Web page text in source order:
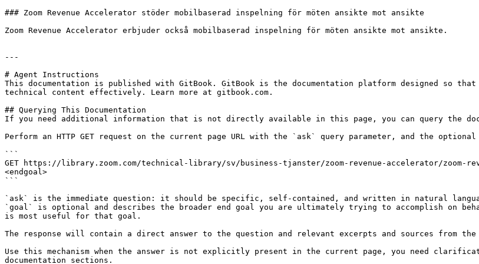
### Zoom Revenue Accelerator stöder mobilbaserad inspelning för möten ansikte mot ansikte
Zoom Revenue Accelerator erbjuder också mobilbaserad inspelning för möten ansikte mot ansikte.
---
# Agent Instructions
This documentation is published with GitBook. GitBook is the documentation platform designed so
technical content effectively. Learn more at gitbook.com.
## Querying This Documentation
If you need additional information that is not directly available in this page, you can query the
Perform an HTTP GET request on the current page URL with the `ask` query parameter, and the
```
GET https://library.zoom.com/technical-library/sv/business-tjanster/zoom-revenue-accelerator/zoom-
<endgoal>
```
`ask` is the immediate question: it should be specific, self-contained, and written in natural
`goal` is optional and describes the broader end goal you are ultimately trying to accomplish on
is most useful for that goal.
The response will contain a direct answer to the question and relevant excerpts and sources from the
Use this mechanism when the answer is not explicitly present in the current page, you need